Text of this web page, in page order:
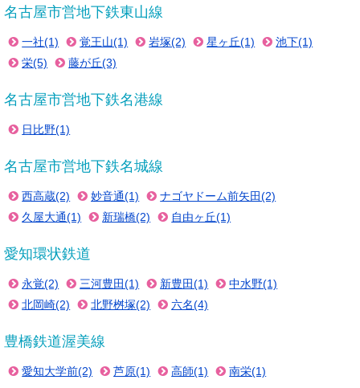
名古屋市営地下鉄東山線
一社(1) 覚王山(1) 岩塚(2) 星ヶ丘(1)
池下(1)
栄(5)
藤が丘(3)
名古屋市営地下鉄名港線
日比野(1)
名古屋市営地下鉄名城線
西高蔵(2) 妙音通(1)
ナゴヤドーム前矢田(2)
久屋大通(1)
新瑞橋(2) 自由ヶ丘(1)
愛知環状鉄道
永覚(2) 三河豊田(1) 新豊田(1)
中水野(1)
北岡崎(2)
北野桝塚(2) 六名(4)
豊橋鉄道渥美線
愛知大学前(2) 芦原(1) 高師(1) 南栄(1)